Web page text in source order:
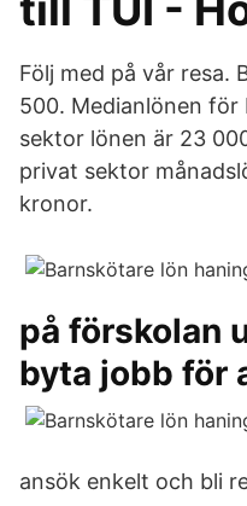
Följ med på vår resa.
500. Medianlönen
sektor lönen är 23
privat sektor
kronor.
på förskolan
byta jobb för
ansök enkelt och bli